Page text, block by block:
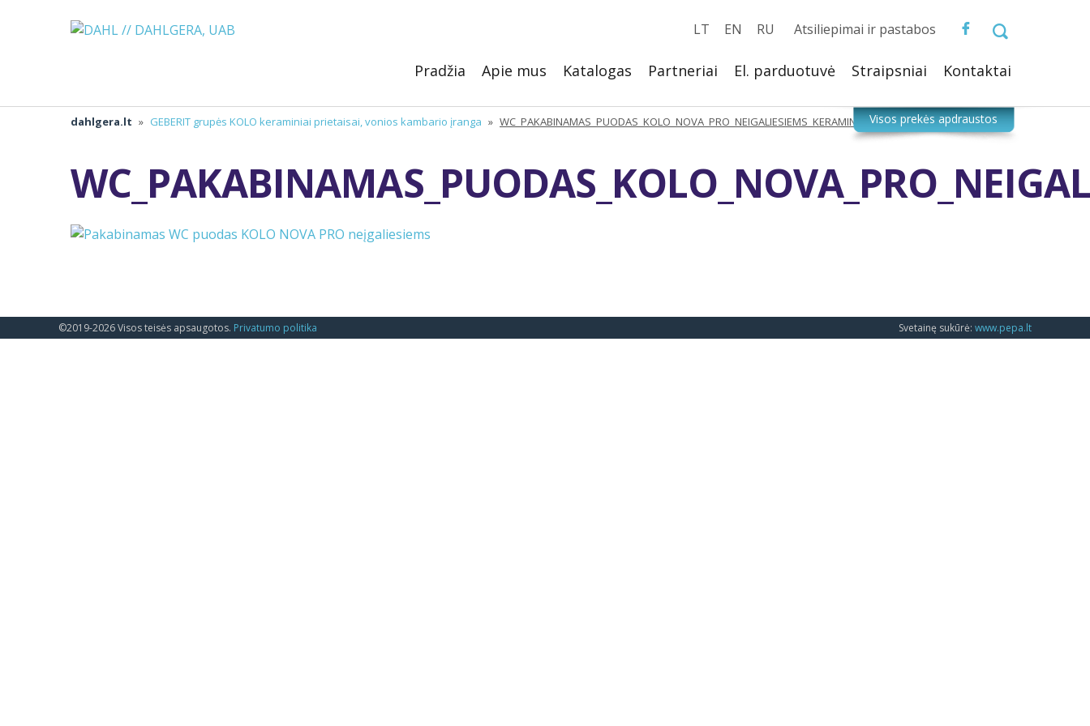
Atsiliepimai ir pastabos
LT EN RU
Pradžia Apie mus Katalogas Partneriai El. parduotuvė Straipsniai Kontaktai
dahlgera.lt » GEBERIT grupės KOLO keraminiai prietaisai, vonios kambario įranga » WC_PAKABINAMAS_PUODAS_KOLO_NOVA_PRO_NEIGALIESIEMS_KERAMINE_VONIOS_IRANGA_DAHLGERA
©2019-2026 Visos teisės apsaugotos. Privatumo politika Svetainę sukūrė: www.pepa.lt